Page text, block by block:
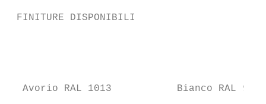
FINITURE DISPONIBILI
Avorio RAL 1013           Bianco RAL